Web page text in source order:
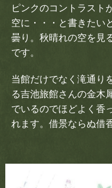
日本語
Español
ピンクのコントラスト
空に・・・と書きたい
曇り。秋晴れの空を見
です。
当館だけでなく滝通り
る吉池旅館さんの金木
でいるのでほどよく香
れます。借景ならぬ借